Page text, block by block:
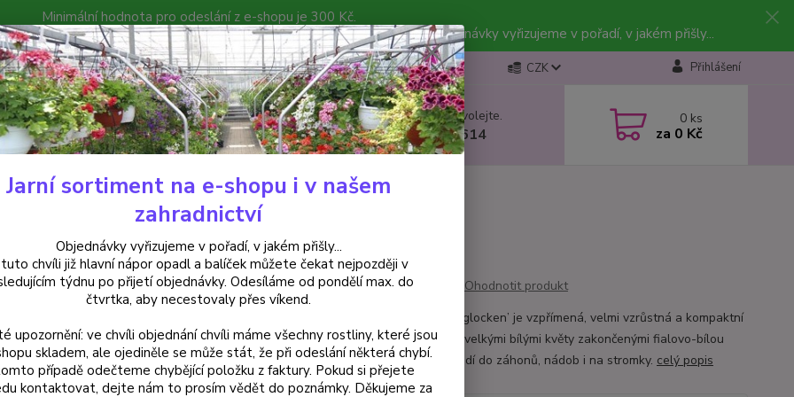
Minimální hodnota pro odeslání z e-shopu je 300 Kč.
můžete čekat nejpozději v následujícím týdnu po přijetí objednávky. Objednávky vyřizujeme v pořadí, v jakém přišly...
Poradna Kontakty CZK Přihlášení
Hledat Nevíte si rady? Zavolejte.
+420 602 223 614
0 ks
za 0 Kč
Fuchsie Hochzeitsglocken (Fuchsie) - 1 ks
(Fuchsie) - 1 ks
Ohodnotit produkt
Fuchsie ‘Hochzeitsglocken’ je vzpřímená, velmi vzrůstná a kompaktní
odrůda se středně velkými bílými květy zakončenými fialovo-bílou
sukní. Skvěle se hodí do záhonů, nádob i na stromky. celý popis
Jarní sortiment na e-shopu i v našem
zahradnictví
Objednávky vyřizujeme v pořadí, v jakém přišly...
chvíli již hlavní nápor opadl a balíček můžete čekat nejpozději v
týdnu po přijetí objednávky. Odesíláme od pondělí max. do
čtvrtka, aby necestovaly přes víkend.
upozornění: ve chvíli objednání chvíli máme všechny rostliny, které jsou
skladem, ale ojediněle se může stát, že při odeslání některá chybí.
případě odečteme chybějící položku z faktury. Pokud si přejete
kontaktovat, dejte nám to prosím vědět do poznámky. Děkujeme za